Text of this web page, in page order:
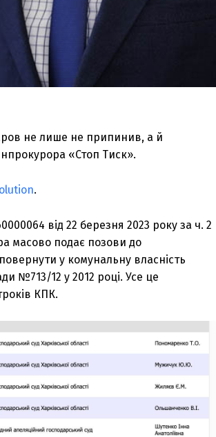
не лише не припинив, а й
«Стоп Тиск».
.
від 22 березня 2023 року за ч. 2
масово подає позови до
у комунальну власність
№713/12 у 2012 році. Усе це
КПК.